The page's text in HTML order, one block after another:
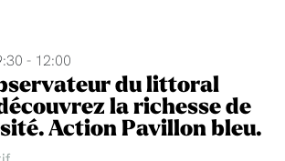
- 12:00
du littoral
la richesse de
Action Pavillon bleu.